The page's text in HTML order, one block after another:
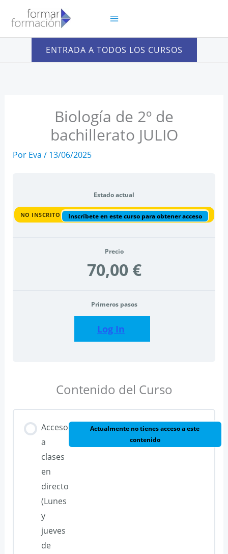
contenido
ENTRADA A TODOS LOS CURSOS
Biología de 2º de
bachillerato JULIO
Por Eva / 13/06/2025
Estado actual
NO INSCRITO Inscríbete en este curso para obtener acceso
Precio
70,00 €
Primeros pasos
Log In
Contenido del Curso
Acceso
a
clases
en
directo
(Lunes
y
jueves
de
Actualmente no tienes acceso a este
contenido